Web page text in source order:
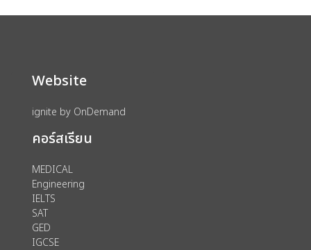
assignment ลงทะเบียน
Website
ignite by OnDemand
คอร์สเรียน
MEDICAL
Engineering
IELTS
SAT
GED
IGCSE